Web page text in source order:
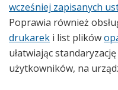
wcześniej zapisanych
Poprawia również
drukarek i list plików
ułatwiając
użytkowników, na